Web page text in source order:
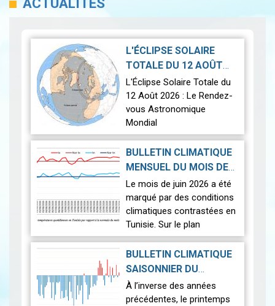
ACTUALITÉS
L'ÉCLIPSE SOLAIRE
TOTALE DU 12 AOÛT
2026|2026-07-21
L'Éclipse Solaire Totale du
12 Août 2026 : Le Rendez-
vous Astronomique
Mondial
Le 12 août 2026, la Terre
connaîtra l'un des
astronomiques les plus
spectaculaires : une…
BULLETIN CLIMATIQUE
MENSUEL DU MOIS DE
JUIN 2026 |2026-07-14
Le mois de juin 2026 a été
marqué par des conditions
climatiques contrastées en
Tunisie. Sur le plan
thermique, des
températures supérieures
aux normales ont été
observées sur l'en…
BULLETIN CLIMATIQUE
SAISONNIER DU
PRINTEMPS 2026|
2026-07-02
À l’inverse des années
précédentes, le printemps